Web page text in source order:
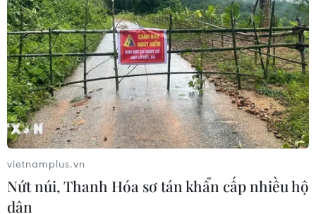
vietnamplus.vn
Nứt núi, Thanh Hóa sơ tán khẩn cấp nhiều hộ
dân